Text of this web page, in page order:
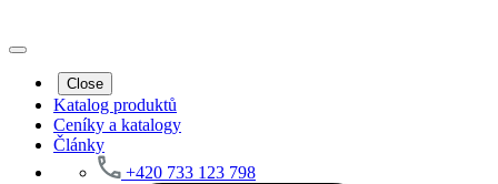
Close
Katalog produktů
Ceníky a katalogy
Články
+420 733 123 798